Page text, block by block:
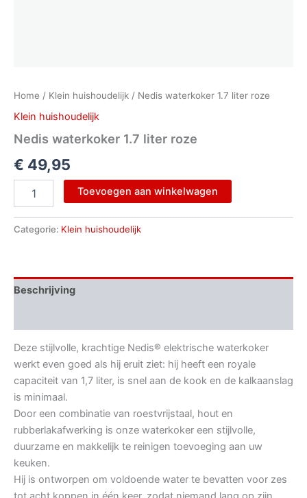
Home / Klein huishoudelijk / Nedis waterkoker 1.7 liter roze
Klein huishoudelijk
Nedis waterkoker 1.7 liter roze
€ 49,95
Toevoegen aan winkelwagen
Categorie: Klein huishoudelijk
Beschrijving
Deze stijlvolle, krachtige Nedis® elektrische waterkoker
werkt even goed als hij eruit ziet: hij heeft een royale
capaciteit van 1,7 liter, is snel aan de kook en de kalkaanslag
is minimaal.
Door een combinatie van roestvrijstaal, hout en
rubberlakafwerking is onze waterkoker een stijlvolle,
duurzame en makkelijk te reinigen toevoeging aan uw
keuken.
Hij is ontworpen om voldoende water te bevatten voor zes